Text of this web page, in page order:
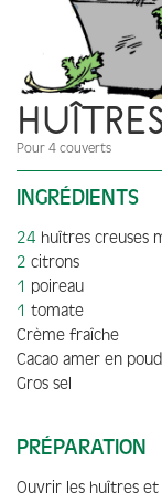
Pour 4 couverts
INGRÉDIENTS
24 huîtres creuses
2 citrons
1 poireau
1 tomate
Crème fraîche
Cacao amer en
Gros sel
PRÉPARATION
Ouvrir les huîtres